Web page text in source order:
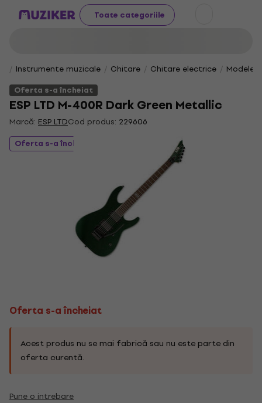
Toate categoriile
Instrumente muzicale Chitare Chitare electrice
Modele
Oferta s-a încheiat
ESP LTD M-400R Dark Green Metallic
Marcă: ESP LTDCod produs: 229606
Oferta s-a încheiat
Oferta s-a încheiat
Acest produs nu se mai fabrică sau nu este parte din
oferta curentă.
Pune o intrebare